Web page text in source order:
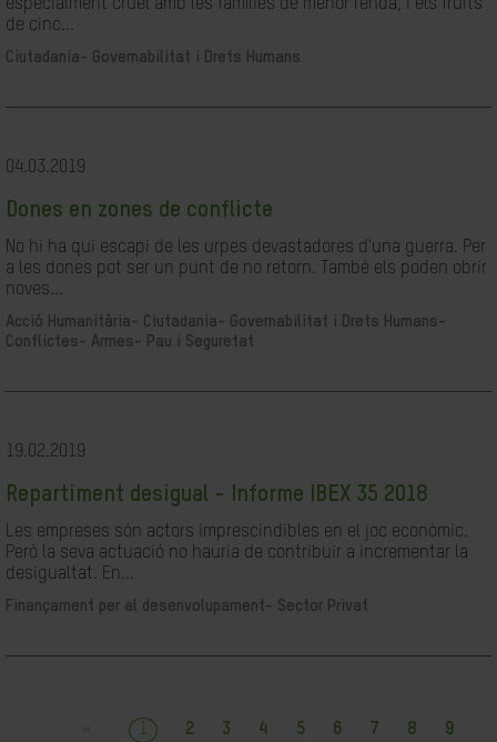
especialment cruel amb les famílies de menor renda, i els fruits
de cinc...
Ciutadania- Governabilitat i Drets Humans
04.03.2019
Dones en zones de conflicte
No hi ha qui escapi de les urpes devastadores d'una guerra. Per
a les dones pot ser un punt de no retorn. També els poden obrir
noves...
Acció Humanitària-
Ciutadania- Governabilitat i Drets Humans-
Conflictes- Armes- Pau i Seguretat
19.02.2019
Repartiment desigual - Informe IBEX 35 2018
Les empreses són actors imprescindibles en el joc econòmic.
Però la seva actuació no hauria de contribuir a incrementar la
desigualtat. En...
Finançament per al desenvolupament- Sector Privat
« 1 2 3 4 5 6 7 8
9